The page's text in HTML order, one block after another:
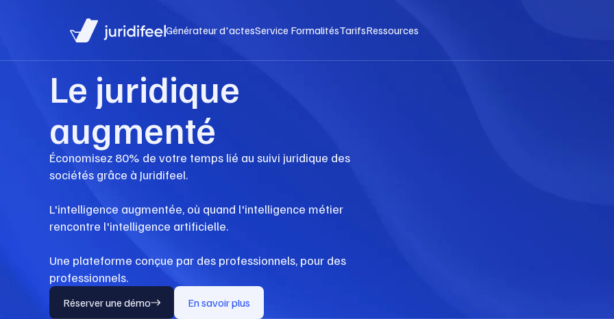
Générateur d'actesService FormalitésTarifsRessources
Le juridique
augmenté
Économisez 80% de votre temps lié au suivi juridique des
sociétés grâce à Juridifeel.
L'intelligence augmentée, où quand l'intelligence métier
rencontre l'intelligence artificielle.
Une plateforme conçue par des professionnels, pour des
professionnels.
Réserver une démo En savoir plus